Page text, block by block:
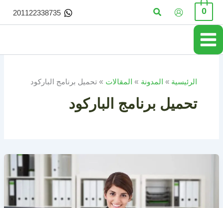
تخطي
المحتوى
0 البحث 201122338735
الرئيسية المدونة المقالات تحميل برنامج الباركود
تحميل برنامج الباركود